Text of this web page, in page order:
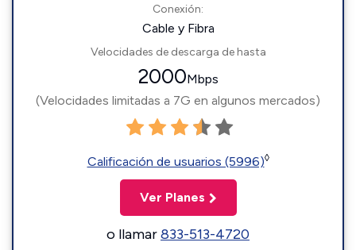
Conexión:
Cable y Fibra
Velocidades de descarga de hasta
2000Mbps
(Velocidades limitadas a 7G en algunos mercados)
Calificación de usuarios (5996)◊
Ver Planes
o llamar833-513-4720